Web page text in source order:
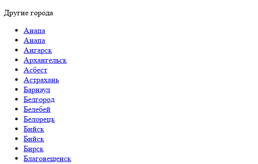
Другие города
Анапа
Анапа
Ангарск
Архангельск
Асбест
Астрахань
Барнаул
Белгород
Белебей
Белорецк
Бийск
Бийск
Бирск
Благовещенск